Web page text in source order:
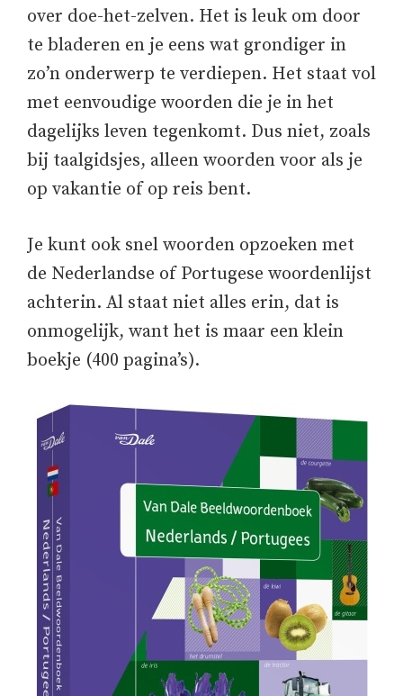
over doe-het-zelven. Het is leuk om door
te bladeren en je eens wat grondiger in
zo’n onderwerp te verdiepen. Het staat vol
met eenvoudige woorden die je in het
dagelijks leven tegenkomt. Dus niet, zoals
bij taalgidsjes, alleen woorden voor als je
op vakantie of op reis bent.
Je kunt ook snel woorden opzoeken met
de Nederlandse of Portugese woordenlijst
achterin. Al staat niet alles erin, dat is
onmogelijk, want het is maar een klein
boekje (400 pagina’s).